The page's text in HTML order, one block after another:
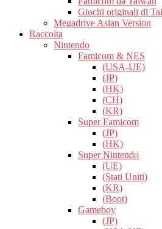
Giochi originali di
Megadrive Asian Version
Raccolta
Nintendo
Famicom & NES
(USA-UE)
(JP)
(HK)
(CH)
(KR)
Super Famicom
(JP)
(HK)
Super Nintendo
(UE)
(Stati Uniti)
(KR)
(Boot)
Gameboy
(JP)